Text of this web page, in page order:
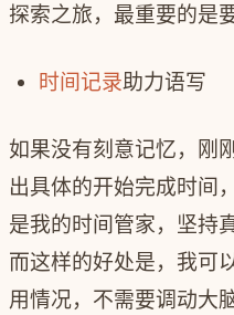
探索之旅，最重要的是
时间记录助力语写
如果没有刻意记忆，刚
出具体的开始完成时间
是我的时间管家，坚持
而这样的好处是，我可
用情况，不需要调动大脑